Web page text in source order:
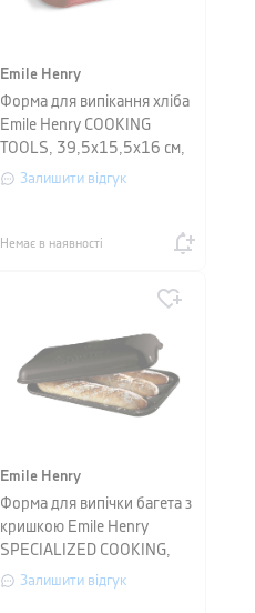
Emile Henry
Форма для випікання хліба
Emile Henry COOKING
TOOLS, 39,5x15,5x16 см,
червоний
Залишити відгук
Немає в наявності
Emile Henry
Форма для випічки багета з
кришкою Emile Henry
SPECIALIZED COOKING,
кераміка, 39х24х10 см,
Залишити відгук